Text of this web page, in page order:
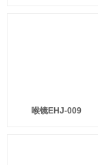
喉镜EHJ-009